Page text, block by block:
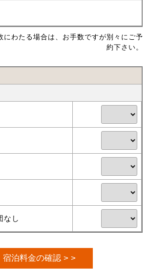
わたる場合は、お手数ですが別々にご予
約下さい。
なし
宿泊料金の確認 > >